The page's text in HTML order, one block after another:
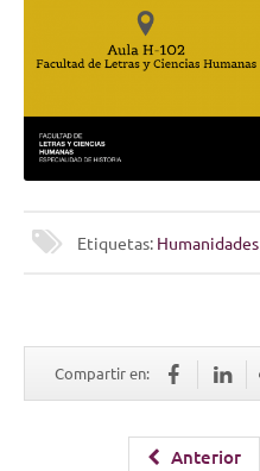
Etiquetas: Humanidades
Compartir en:
Anterior